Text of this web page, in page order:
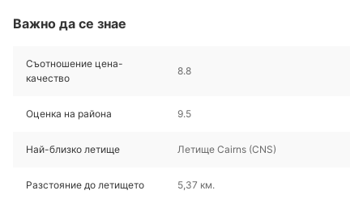
Важно да се знае
Съотношение цена-
качество
8.8
Оценка на района 9.5
Най-близко летище Летище Cairns (CNS)
Разстояние до летището 5,37 км.